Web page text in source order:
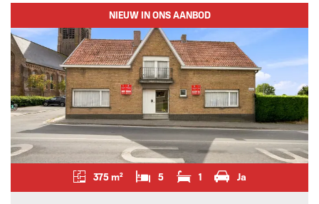
NIEUW IN ONS AANBOD
375 m² 5 1 Ja